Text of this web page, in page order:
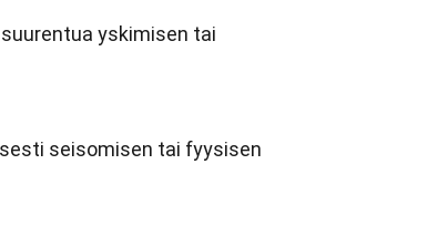
yskimisen tai
seisomisen tai fyysisen